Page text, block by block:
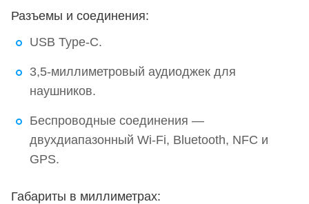
Разъемы и соединения:
USB Type-C.
3,5-миллиметровый аудиоджек для
наушников.
Беспроводные соединения —
двухдиапазонный Wi-Fi, Bluetooth, NFC и
GPS.
Габариты в миллиметрах: